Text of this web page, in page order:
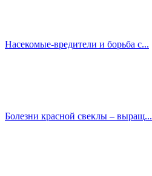
Насекомые-вредители и борьба с...
Болезни красной свеклы – выращ...